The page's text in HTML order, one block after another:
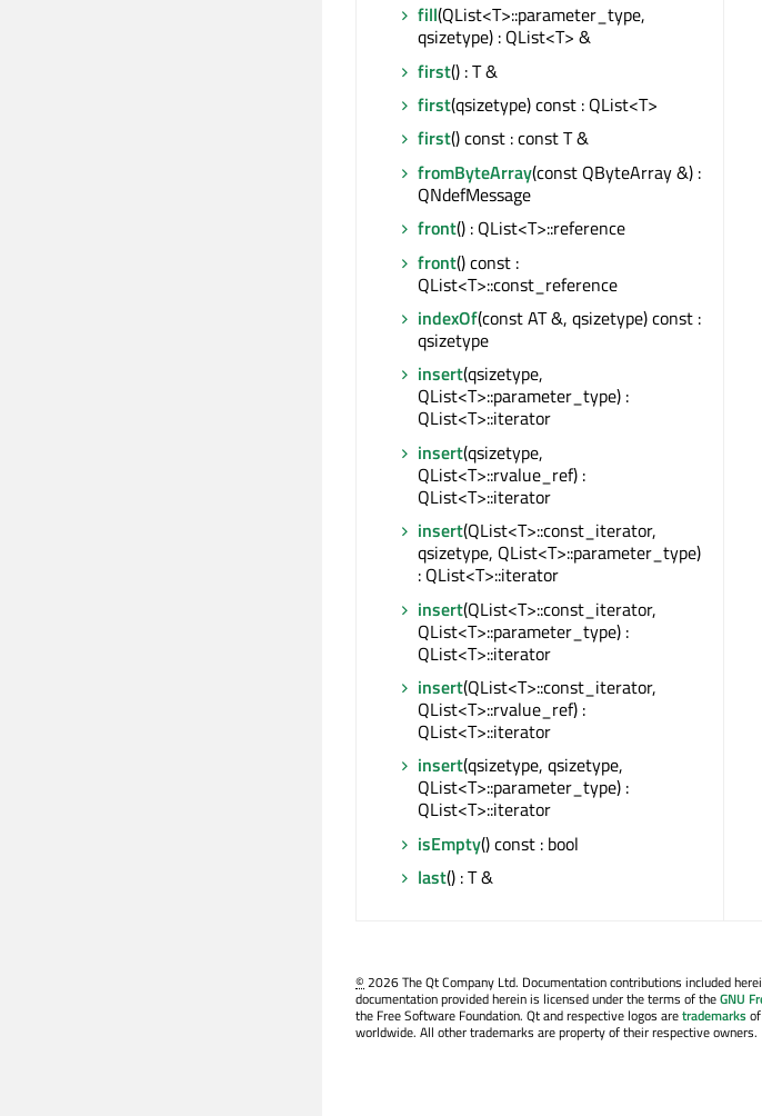
fill(QList<T>::parameter_type,
qsizetype) : QList<T> &
first() : T &
first(qsizetype) const : QList<T>
first() const : const T &
fromByteArray(const QByteArray &) :
QNdefMessage
front() : QList<T>::reference
front() const :
QList<T>::const_reference
indexOf(const AT &, qsizetype) const :
qsizetype
insert(qsizetype,
QList<T>::parameter_type) :
QList<T>::iterator
insert(qsizetype,
QList<T>::rvalue_ref) :
QList<T>::iterator
insert(QList<T>::const_iterator,
qsizetype, QList<T>::parameter_type)
: QList<T>::iterator
insert(QList<T>::const_iterator,
QList<T>::parameter_type) :
QList<T>::iterator
insert(QList<T>::const_iterator,
QList<T>::rvalue_ref) :
QList<T>::iterator
insert(qsizetype, qsizetype,
QList<T>::parameter_type) :
QList<T>::iterator
isEmpty() const : bool
last() : T &
©2026 The Qt Company Ltd. Documentation contributions included
documentation provided herein is licensed under the terms of theGNU
the Free Software Foundation. Qt and respective logos aretrademarks
worldwide. All other trademarks are property of their respective owners.